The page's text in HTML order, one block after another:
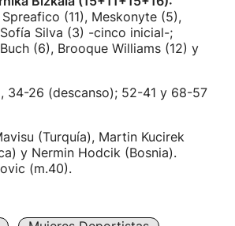
(11), Meskonyte (5),
Silva (3) -cinco inicial-;
(6), Brooque Williams (12) y
34-26 (descanso); 52-41 y 68-57
(Turquía), Martin Kucirek
y Nermin Hodcik (Bosnia).
(m.40).